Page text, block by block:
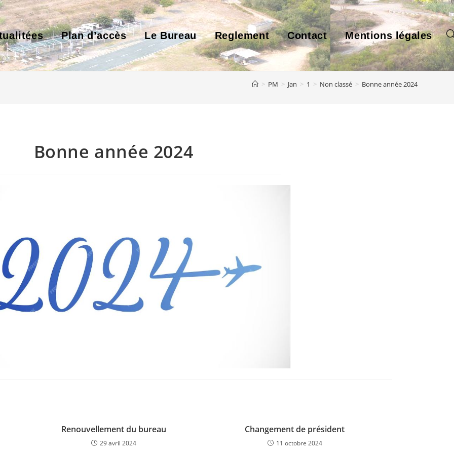
Plan d’accès Le Bureau Reglement Contact Mentions légales
> PM > Jan > 1 > Non classé > Bonne année 2024
Bonne année 2024
Renouvellement du bureau
29 avril 2024
Changement de président
11 octobre 2024